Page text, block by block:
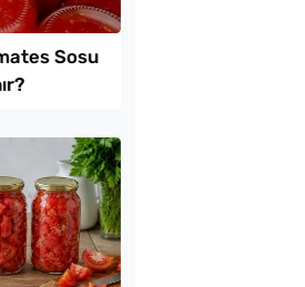
Patlıcan Kızartması